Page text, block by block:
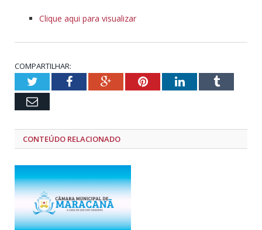
Clique aqui para visualizar
COMPARTILHAR:
TwitterFacebookGoogle+PinterestLinkedInTumblr
Email
CONTEÚDO RELACIONADO